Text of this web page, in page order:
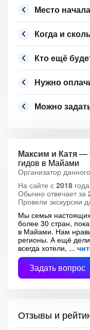
Место
Когда и
Кто ещё
Нужно
Можно
Максим и Катя—
гидов в Майами
Организатор
На сайте с 2018 года
Обычно отвечает за
Провели экскурсии
Мы семья
более 30 стран,
в Майами. Нам
регионы. А ещё
всегда хотели,
Задать вопрос
Отзывы и